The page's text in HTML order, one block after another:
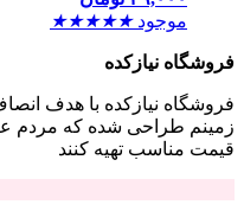
موجود ★
★
★
★
★
فروشگاه نیازکده
فروشگاه نیازکده با هدف
زمینم طراحی شده که مردم
قیمت مناسب تهیه کنند